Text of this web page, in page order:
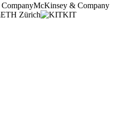
McKinsey & Company
ETH Zürich
KIT